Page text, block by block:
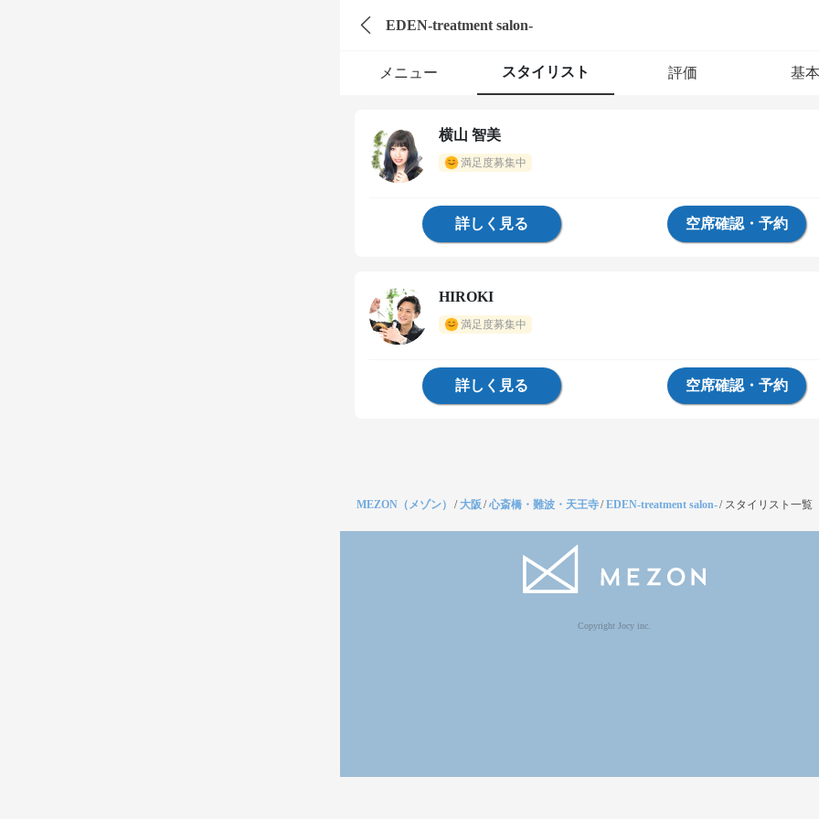
EDEN-treatment salon-
メニュー スタイリスト 評価 基
横山 智美
満足度募集中
詳しく見る 空席確認・予約
HIROKI
満足度募集中
詳しく見る 空席確認・予約
MEZON（メゾン） /大阪 /心斎橋・難波・天王寺/EDEN-treatment salon-/ スタイリスト一覧
Copyright Jocy inc.